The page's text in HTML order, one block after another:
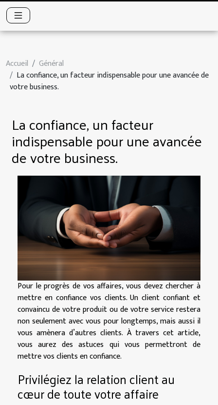
Accueil
Général
La confiance, un facteur indispensable pour une avancée de
votre business.
La confiance, un facteur
indispensable pour une avancée
de votre business.
Pour le progrès de vos affaires, vous devez chercher à
mettre en confiance vos clients. Un client confiant et
convaincu de votre produit ou de votre service restera
non seulement avec vous pour longtemps, mais aussi il
vous amènera d’autres clients. À travers cet article,
vous aurez des astuces qui vous permettront de
mettre vos clients en confiance.
Privilégiez la relation client au
cœur de toute votre affaire